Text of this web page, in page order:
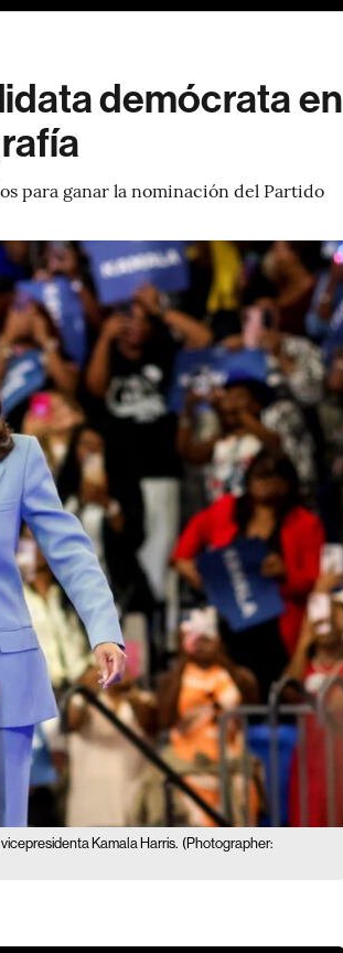
demócrata en
para ganar la nominación del Partido
vicepresidenta Kamala Harris. (Photographer: